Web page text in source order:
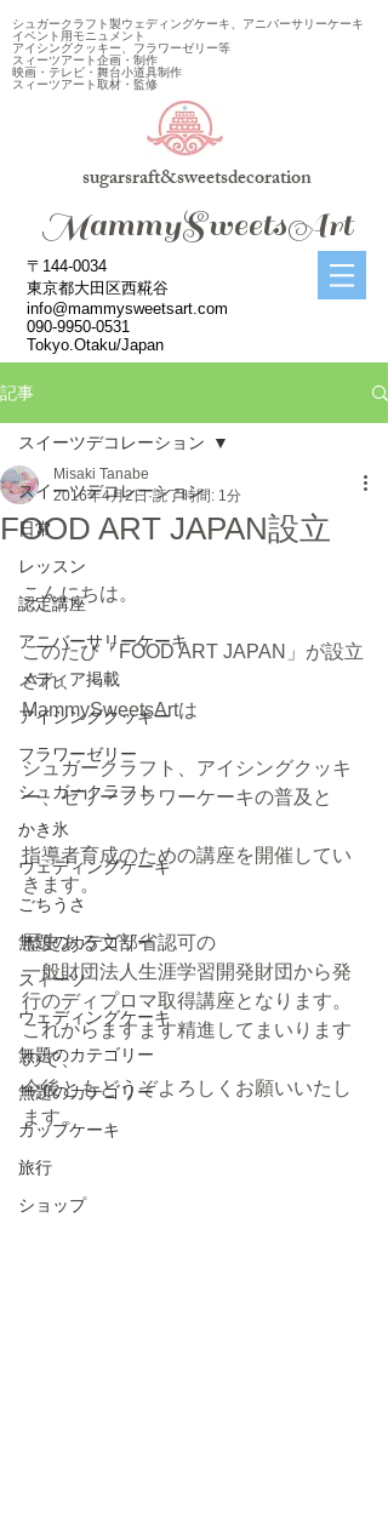
シュガークラフト製ウェディングケーキ、アニバーサリーケーキ
イベント用モニュメント
アイシングクッキー、フラワーゼリー等
スィーツアート企画・制作
映画・テレビ・舞台小道具制作
スィーツアート取材・監修
sugarsraft&sweetsdecoration
​MammySweetsArt
〒144-0034
東京都大田区西糀谷
info@mammysweetsart.com
090-9950-0531
Tokyo.Otaku/Japan
記事
スイーツデコレーション
日常
レッスン
認定講座
アニバーサリーケーキ
メディア掲載
アイシングクッキー
フラワーゼリー
シュガークラフト
かき氷
ウェディングケーキ
ごちうさ
無題のカテゴリー
スィーツ
ウェディングケーキ
無題のカテゴリー
無題のカテゴリー
カップケーキ
旅行
ショップ
スイーツデコレーション
FOOD ART JAPAN設立
Misaki Tanabe
2016年4月2日 読了時間: 1分
こんにちは。
このたび「FOOD ART JAPAN」が設立
され、
MammySweetsArtは
シュガークラフト、アイシングクッキ
ー、ゼリーフラワーケーキの普及と
指導者育成のための講座を開催してい
きます。
歴史ある文部省認可の
一般財団法人生涯学習開発財団から発
行のディプロマ取得講座となります。
これからますます精進してまいります
ので、
今後ともどうぞよろしくお願いいたし
ます。